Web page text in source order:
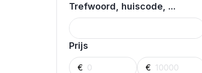
Trefwoord, huiscode, ...
Prijs
€ €